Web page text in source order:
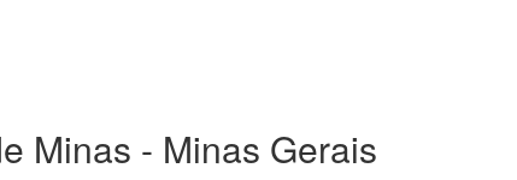
Minas - Minas Gerais